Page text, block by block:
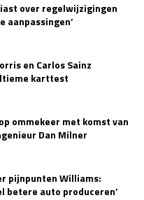
over regelwijzigingen
aanpassingen’
en Carlos Sainz
karttest
ommekeer met komst van
Dan Milner
pijnpunten Williams:
betere auto produceren’